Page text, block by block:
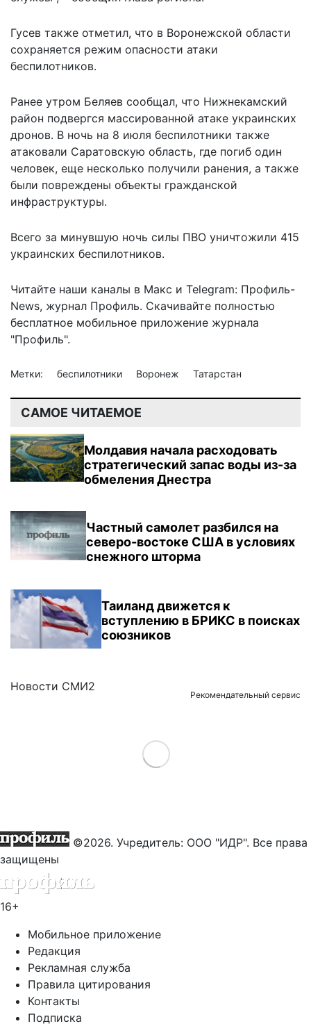
Гусев также отметил, что в Воронежской области
сохраняется режим опасности атаки
беспилотников.
Ранее утром Беляев сообщал, что Нижнекамский
район подвергся массированной атаке украинских
дронов. В ночь на 8 июля беспилотники также
атаковали Саратовскую область, где погиб один
человек, еще несколько получили ранения, а также
были повреждены объекты гражданской
инфраструктуры.
Всего за минувшую ночь силы ПВО уничтожили 415
украинских беспилотников.
Читайте наши каналы в Макс и Telegram: Профиль-
News, журнал Профиль. Скачивайте полностью
бесплатное мобильное приложение журнала
"Профиль".
Метки: беспилотники Воронеж Татарстан
САМОЕ ЧИТАЕМОЕ
Молдавия начала расходовать
стратегический запас воды из-за
обмеления Днестра
Частный самолет разбился на
северо-востоке США в условиях
снежного шторма
Таиланд движется к
вступлению в БРИКС в поисках
союзников
Новости СМИ2
Рекомендательный сервис
Load More
©2026. Учредитель: ООО "ИДР". Все права
защищены
16+
Мобильное приложение
Редакция
Рекламная служба
Правила цитирования
Контакты
Подписка